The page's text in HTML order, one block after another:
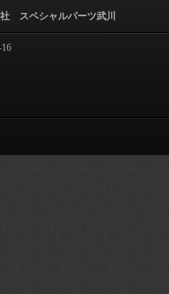
スペシャルパーツ武川